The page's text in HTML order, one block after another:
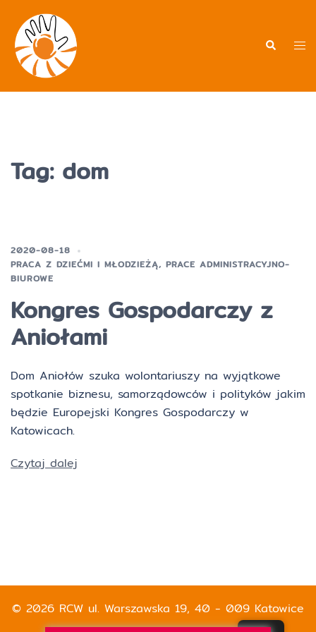
treści
Tag: dom
2020-08-18
PRACA Z DZIEĆMI I MŁODZIEŻĄ, PRACE ADMINISTRACYJNO-
BIUROWE
Kongres Gospodarczy z
Aniołami
Dom Aniołów szuka wolontariuszy na wyjątkowe
spotkanie biznesu, samorządowców i polityków jakim
będzie Europejski Kongres Gospodarczy w
Katowicach.
Czytaj dalej
© 2026 RCW ul. Warszawska 19, 40 - 009 Katowice